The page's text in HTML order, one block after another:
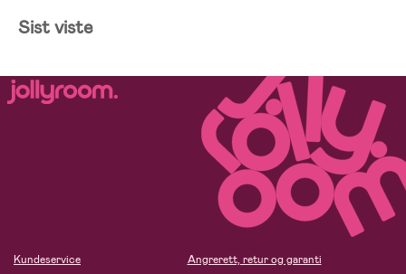
Sist viste
Kundeservice
Angrerett, retur og garanti